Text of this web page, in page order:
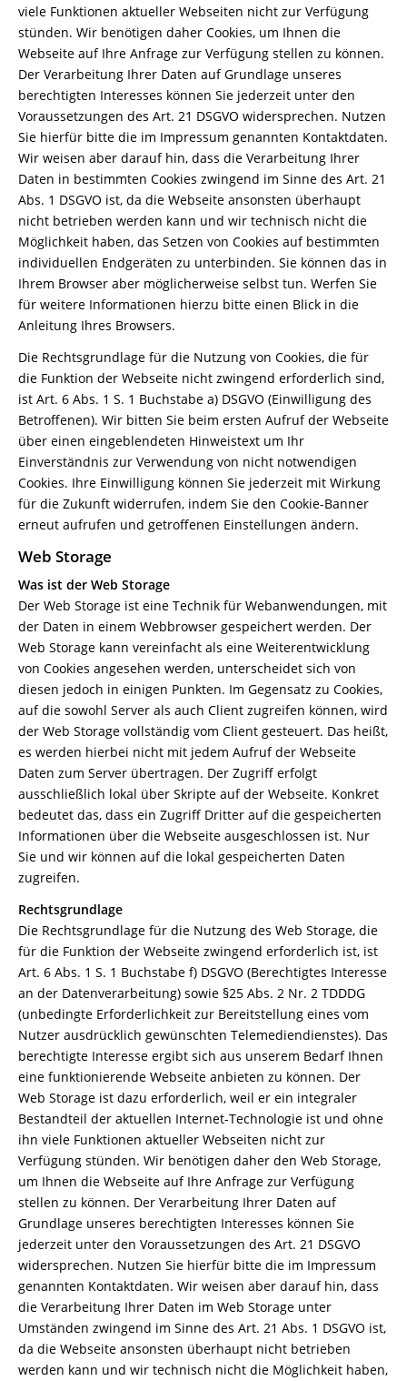
viele Funktionen aktueller Webseiten nicht zur Verfügung
stünden. Wir benötigen daher Cookies, um Ihnen die
Webseite auf Ihre Anfrage zur Verfügung stellen zu können.
Der Verarbeitung Ihrer Daten auf Grundlage unseres
berechtigten Interesses können Sie jederzeit unter den
Voraussetzungen des Art. 21 DSGVO widersprechen. Nutzen
Sie hierfür bitte die im Impressum genannten Kontaktdaten.
Wir weisen aber darauf hin, dass die Verarbeitung Ihrer
Daten in bestimmten Cookies zwingend im Sinne des Art. 21
Abs. 1 DSGVO ist, da die Webseite ansonsten überhaupt
nicht betrieben werden kann und wir technisch nicht die
Möglichkeit haben, das Setzen von Cookies auf bestimmten
individuellen Endgeräten zu unterbinden. Sie können das in
Ihrem Browser aber möglicherweise selbst tun. Werfen Sie
für weitere Informationen hierzu bitte einen Blick in die
Anleitung Ihres Browsers.
Die Rechtsgrundlage für die Nutzung von Cookies, die für
die Funktion der Webseite nicht zwingend erforderlich sind,
ist Art. 6 Abs. 1 S. 1 Buchstabe a) DSGVO (Einwilligung des
Betroffenen). Wir bitten Sie beim ersten Aufruf der Webseite
über einen eingeblendeten Hinweistext um Ihr
Einverständnis zur Verwendung von nicht notwendigen
Cookies. Ihre Einwilligung können Sie jederzeit mit Wirkung
für die Zukunft widerrufen, indem Sie den Cookie-Banner
erneut aufrufen und getroffenen Einstellungen ändern.
Web Storage
Was ist der Web Storage
Der Web Storage ist eine Technik für Webanwendungen, mit
der Daten in einem Webbrowser gespeichert werden. Der
Web Storage kann vereinfacht als eine Weiterentwicklung
von Cookies angesehen werden, unterscheidet sich von
diesen jedoch in einigen Punkten. Im Gegensatz zu Cookies,
auf die sowohl Server als auch Client zugreifen können, wird
der Web Storage vollständig vom Client gesteuert. Das heißt,
es werden hierbei nicht mit jedem Aufruf der Webseite
Daten zum Server übertragen. Der Zugriff erfolgt
ausschließlich lokal über Skripte auf der Webseite. Konkret
bedeutet das, dass ein Zugriff Dritter auf die gespeicherten
Informationen über die Webseite ausgeschlossen ist. Nur
Sie und wir können auf die lokal gespeicherten Daten
zugreifen.
Rechtsgrundlage
Die Rechtsgrundlage für die Nutzung des Web Storage, die
für die Funktion der Webseite zwingend erforderlich ist, ist
Art. 6 Abs. 1 S. 1 Buchstabe f) DSGVO (Berechtigtes Interesse
an der Datenverarbeitung) sowie §25 Abs. 2 Nr. 2 TDDDG
(unbedingte Erforderlichkeit zur Bereitstellung eines vom
Nutzer ausdrücklich gewünschten Telemediendienstes). Das
berechtigte Interesse ergibt sich aus unserem Bedarf Ihnen
eine funktionierende Webseite anbieten zu können. Der
Web Storage ist dazu erforderlich, weil er ein integraler
Bestandteil der aktuellen Internet-Technologie ist und ohne
ihn viele Funktionen aktueller Webseiten nicht zur
Verfügung stünden. Wir benötigen daher den Web Storage,
um Ihnen die Webseite auf Ihre Anfrage zur Verfügung
stellen zu können. Der Verarbeitung Ihrer Daten auf
Grundlage unseres berechtigten Interesses können Sie
jederzeit unter den Voraussetzungen des Art. 21 DSGVO
widersprechen. Nutzen Sie hierfür bitte die im Impressum
genannten Kontaktdaten. Wir weisen aber darauf hin, dass
die Verarbeitung Ihrer Daten im Web Storage unter
Umständen zwingend im Sinne des Art. 21 Abs. 1 DSGVO ist,
da die Webseite ansonsten überhaupt nicht betrieben
werden kann und wir technisch nicht die Möglichkeit haben,